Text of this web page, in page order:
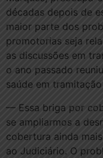
décadas depois de
maior parte dos
promotorias seja
as discussões em
o ano passado
saúde em
— Essa briga por
se ampliarmos a
cobertura ainda
ao Judiciário. O